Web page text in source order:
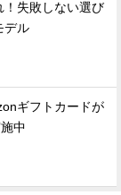
！失敗しない選び
デル
ギフトカードが
中